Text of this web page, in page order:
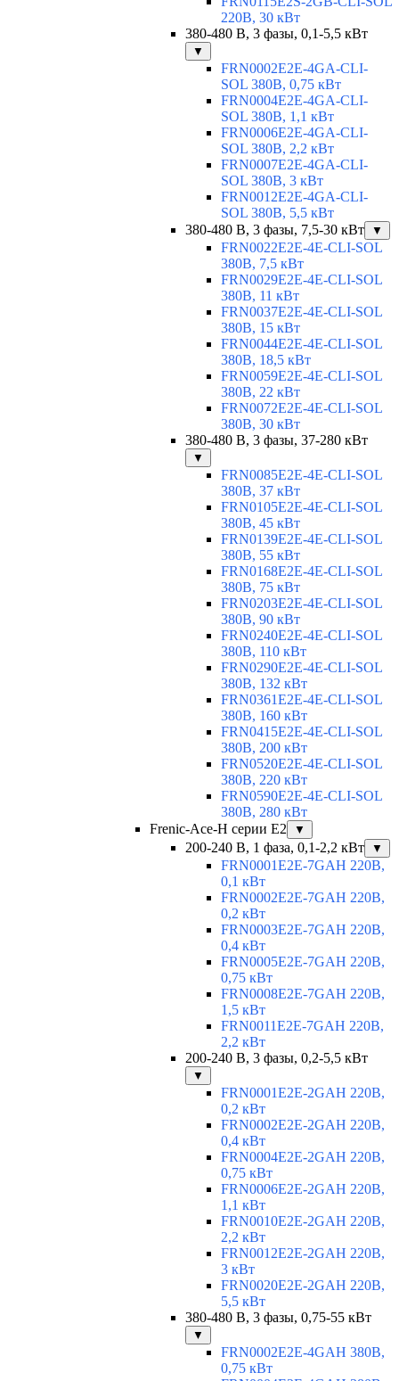
220В, 30 кВт
380-480 В, 3 фазы, 0,1-5,5 кВт
▼
FRN0002E2E-4GA-CLI-
SOL 380В, 0,75 кВт
FRN0004E2E-4GA-CLI-
SOL 380В, 1,1 кВт
FRN0006E2E-4GA-CLI-
SOL 380В, 2,2 кВт
FRN0007E2E-4GA-CLI-
SOL 380В, 3 кВт
FRN0012E2E-4GA-CLI-
SOL 380В, 5,5 кВт
380-480 В, 3 фазы, 7,5-30 кВт
▼
FRN0022E2E-4E-CLI-SOL
380В, 7,5 кВт
FRN0029E2E-4E-CLI-SOL
380В, 11 кВт
FRN0037E2E-4E-CLI-SOL
380В, 15 кВт
FRN0044E2E-4E-CLI-SOL
380В, 18,5 кВт
FRN0059E2E-4E-CLI-SOL
380В, 22 кВт
FRN0072E2E-4E-CLI-SOL
380В, 30 кВт
380-480 В, 3 фазы, 37-280 кВт
▼
FRN0085E2E-4E-CLI-SOL
380В, 37 кВт
FRN0105E2E-4E-CLI-SOL
380В, 45 кВт
FRN0139E2E-4E-CLI-SOL
380В, 55 кВт
FRN0168E2E-4E-CLI-SOL
380В, 75 кВт
FRN0203E2E-4E-CLI-SOL
380В, 90 кВт
FRN0240E2E-4E-CLI-SOL
380В, 110 кВт
FRN0290E2E-4E-CLI-SOL
380В, 132 кВт
FRN0361E2E-4E-CLI-SOL
380В, 160 кВт
FRN0415E2E-4E-CLI-SOL
380В, 200 кВт
FRN0520E2E-4E-CLI-SOL
380В, 220 кВт
FRN0590E2E-4E-CLI-SOL
380В, 280 кВт
Frenic-Ace-H серии E2
▼
200-240 В, 1 фаза, 0,1-2,2 кВт ▼
FRN0001E2E-7GAH 220В,
0,1 кВт
FRN0002E2E-7GAH 220В,
0,2 кВт
FRN0003E2E-7GAH 220В,
0,4 кВт
FRN0005E2E-7GAH 220В,
0,75 кВт
FRN0008E2E-7GAH 220В,
1,5 кВт
FRN0011E2E-7GAH 220В,
2,2 кВт
200-240 В, 3 фазы, 0,2-5,5 кВт
▼
FRN0001E2E-2GAH 220В,
0,2 кВт
FRN0002E2E-2GAH 220В,
0,4 кВт
FRN0004E2E-2GAH 220В,
0,75 кВт
FRN0006E2E-2GAH 220В,
1,1 кВт
FRN0010E2E-2GAH 220В,
2,2 кВт
FRN0012E2E-2GAH 220В,
3 кВт
FRN0020E2E-2GAH 220В,
5,5 кВт
380-480 В, 3 фазы, 0,75-55 кВт
▼
FRN0002E2E-4GAH 380В,
0,75 кВт